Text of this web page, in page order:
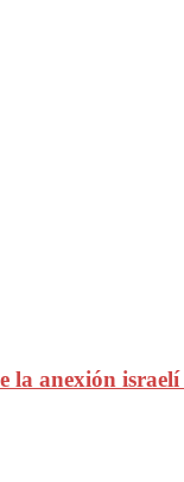
anexión israelí